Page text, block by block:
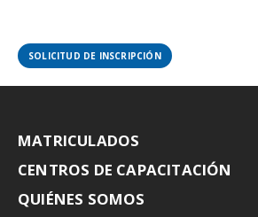
SOLICITUD DE INSCRIPCIÓN
MATRICULADOS
CENTROS DE CAPACITACIÓN
QUIÉNES SOMOS